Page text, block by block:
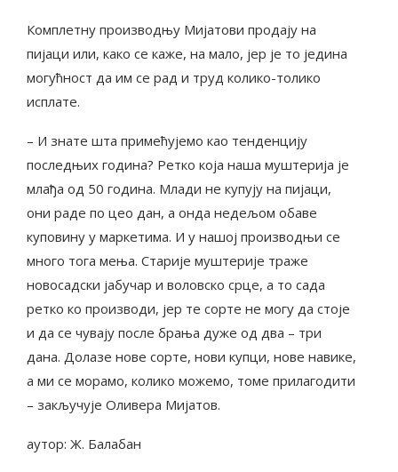
Комплетну производњу Мијатови продају на
пијаци или, како се каже, на мало, јер је то једина
могућност да им се рад и труд колико-толико
исплате.
– И знате шта примећујемо као тенденцију
последњих година? Ретко која наша муштерија је
млађа од 50 година. Млади не купују на пијаци,
они раде по цео дан, а онда недељом обаве
куповину у маркетима. И у нашој производњи се
много тога мења. Старије муштерије траже
новосадски јабучар и воловско срце, а то сада
ретко ко производи, јер те сорте не могу да стоје
и да се чувају после брања дуже од два – три
дана. Долазе нове сорте, нови купци, нове навике,
а ми се морамо, колико можемо, томе прилагодити
– закључује Оливера Мијатов.
аутор: Ж. Балабан